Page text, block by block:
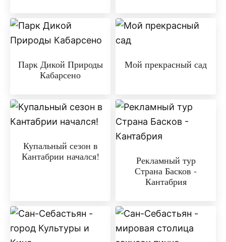
Парк Дикой Природы
Кабарсено
Мой прекрасный сад
Купальный сезон в
Кантабрии начался!
Рекламный тур
Страна Басков -
Кантабрия